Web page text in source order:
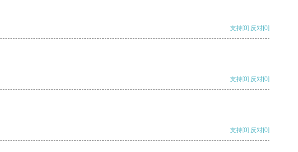
支持[0] 反对[0]
支持[0] 反对[0]
支持[0] 反对[0]